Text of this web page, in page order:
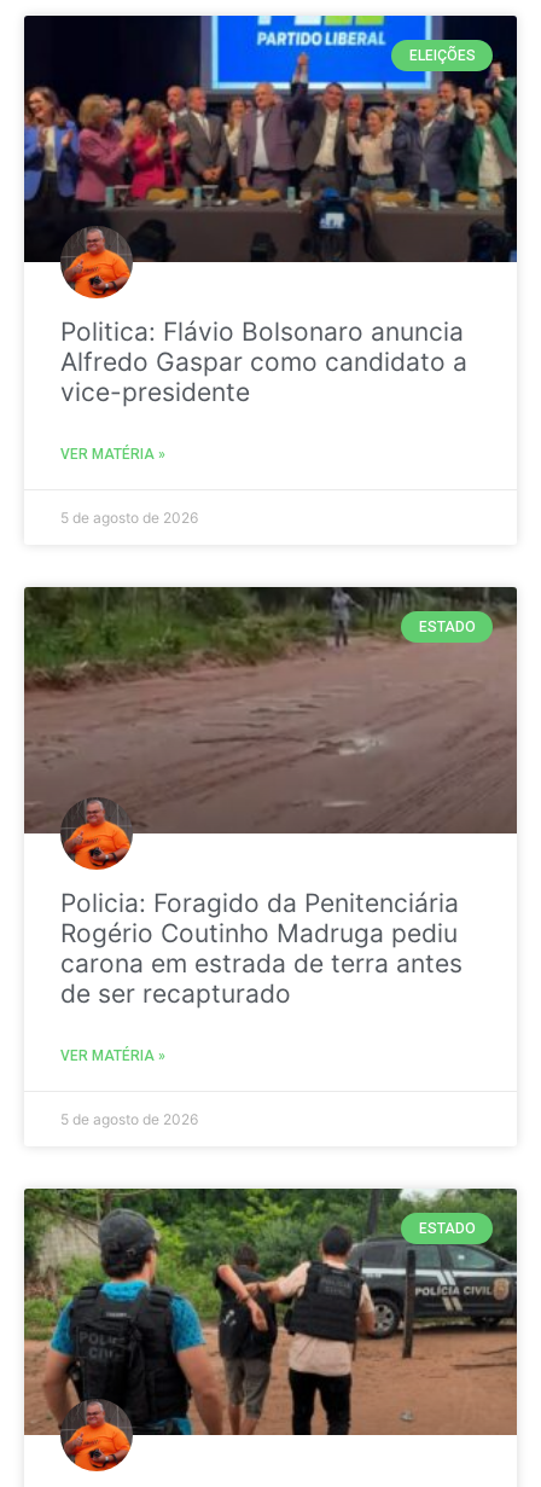
ELEIÇÕES
Politica: Flávio Bolsonaro anuncia
Alfredo Gaspar como candidato a
vice-presidente
VER MATÉRIA »
5 de agosto de 2026
ESTADO
Policia: Foragido da Penitenciária
Rogério Coutinho Madruga pediu
carona em estrada de terra antes
de ser recapturado
VER MATÉRIA »
5 de agosto de 2026
ESTADO